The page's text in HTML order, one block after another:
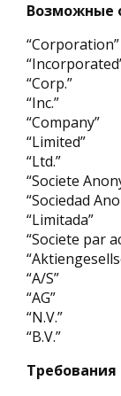
Возможные
“Corporation”
“Corp.”
“Inc.”
“Company”
“Limited”
“Ltd.”
“Societe
“Sociedad
“Limitada”
“Societe par
“A/S”
“AG”
“N.V.”
“B.V.”